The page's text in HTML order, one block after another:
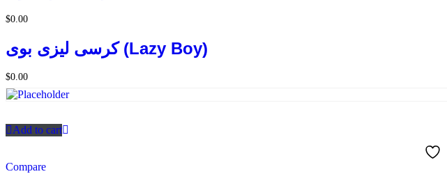
$0.00
كرسى ليزى بوى (Lazy Boy)
$0.00
Add to cart
Compare